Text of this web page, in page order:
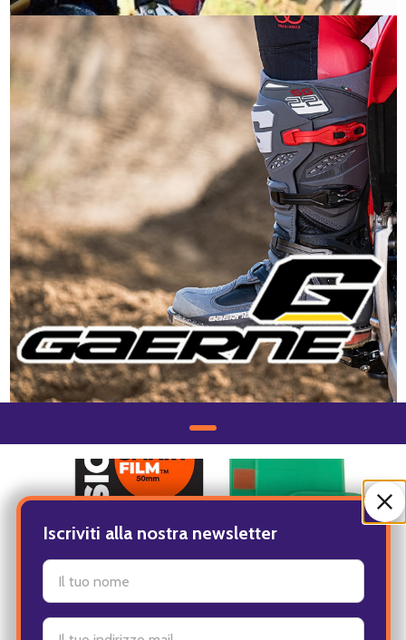
Iscriviti alla nostra newsletter
settings.first_name
Indirizzo